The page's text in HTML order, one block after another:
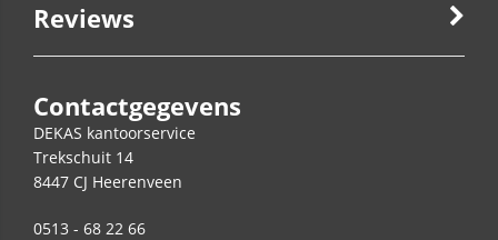
Reviews
Contactgegevens
DEKAS kantoorservice
Trekschuit 14
8447 CJ Heerenveen
0513 - 68 22 66